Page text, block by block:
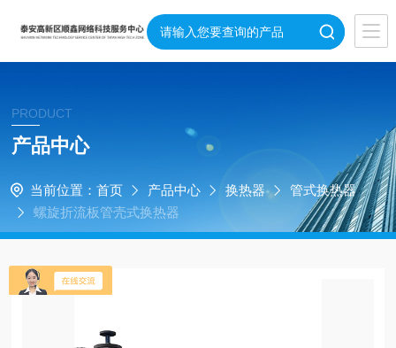
PRODUCT
产品中心
当前位置： 首页 产品中心 换热器
管式换热器
螺旋折流板管壳式换热器